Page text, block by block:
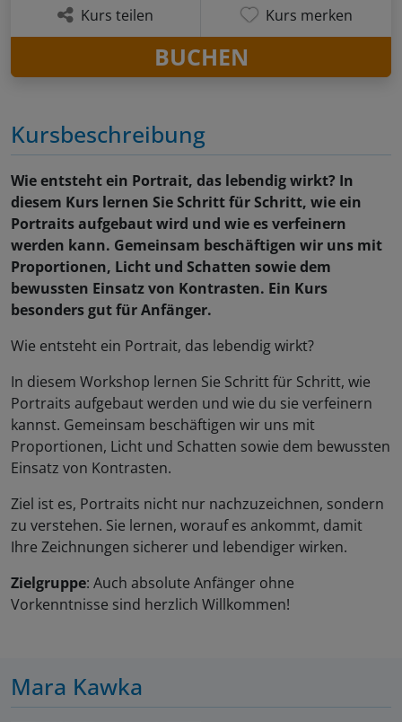
Kursbeschreibung
Wie entsteht ein Portrait, das lebendig wirkt? In
diesem Kurs lernen Sie Schritt für Schritt, wie ein
Portraits aufgebaut wird und wie es verfeinern
werden kann. Gemeinsam beschäftigen wir uns mit
Proportionen, Licht und Schatten sowie dem
bewussten Einsatz von Kontrasten. Ein Kurs
besonders gut für Anfänger.
Wie entsteht ein Portrait, das lebendig wirkt?
In diesem Workshop lernen Sie Schritt für Schritt, wie
Portraits aufgebaut werden und wie du sie verfeinern
kannst. Gemeinsam beschäftigen wir uns mit
Proportionen, Licht und Schatten sowie dem bewussten
Einsatz von Kontrasten.
Ziel ist es, Portraits nicht nur nachzuzeichnen, sondern
zu verstehen. Sie lernen, worauf es ankommt, damit
Ihre Zeichnungen sicherer und lebendiger wirken.
Zielgruppe: Auch absolute Anfänger ohne
Vorkenntnisse sind herzlich Willkommen!
Mara Kawka
Kurs teilen Kurs merken
BUCHEN